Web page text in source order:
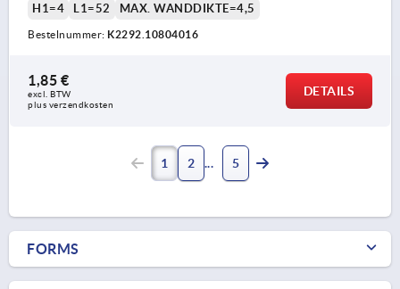
H1=4
L1=52 MAX. WANDDIKTE=4,5
Bestelnummer: K2292.10804016
1,85 €
excl. BTW
plus verzendkosten
DETAILS
1 2 5
FORMS